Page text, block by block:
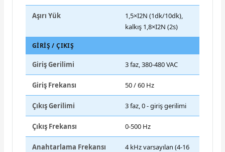
Aşırı Yük
1,5×I2N (1dk/10dk),
kalkış 1,8×I2N (2s)
GIRIŞ / ÇIKIŞ
Giriş Gerilimi 3 faz, 380-480 VAC
Giriş Frekansı 50 / 60 Hz
Çıkış Gerilimi 3 faz, 0 - giriş gerilimi
Çıkış Frekansı 0-500 Hz
Anahtarlama Frekansı
4 kHz varsayılan (4-16